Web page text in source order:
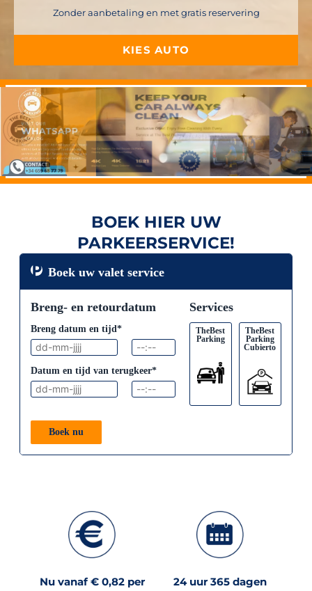
Zonder aanbetaling en met gratis reservering
KIES AUTO
BOEK HIER UW
PARKEERSERVICE!
Boek uw valet service
Breng- en retourdatum
Breng datum en tijd*
Datum en tijd van terugkeer*
Services
TheBest
Parking
TheBest
Parking
Cubierto
Boek nu
Nu vanaf € 0,82 per
24 uur 365 dagen